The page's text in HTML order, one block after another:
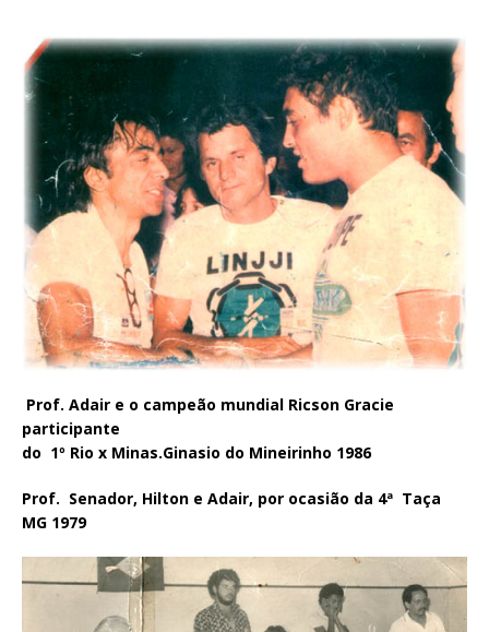
Prof. Adair e o campeão mundial Ricson Gracie
participante
do 1º Rio x Minas.Ginasio do Mineirinho 1986
Prof. Senador, Hilton e Adair, por ocasião da 4ª Taça
MG 1979